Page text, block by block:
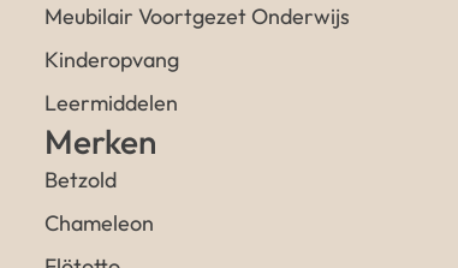
Meubilair Voortgezet Onderwijs
Kinderopvang
Leermiddelen
Merken
Betzold
Chameleon